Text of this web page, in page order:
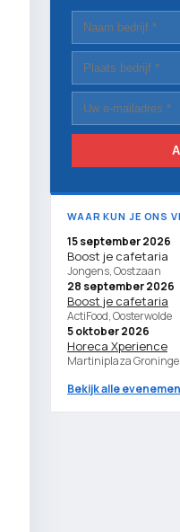
WAAR KUN JE ONS
15 september 2026
Boost je cafetaria
Jongens, Oostzaan
28 september 2026
Boost je cafetaria
ActiFood, Oosterwolde
5 oktober 2026
Horeca Xperience
Martiniplaza
Bekijk alle